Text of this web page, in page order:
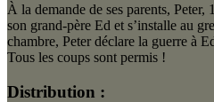
À la demande de ses parents, Peter,
son grand-père Ed et s’installe au
chambre, Peter déclare la guerre à
Tous les coups sont permis !
Distribution :